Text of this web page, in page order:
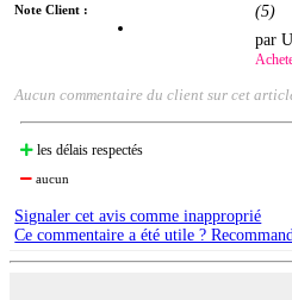
Note Client : (5)
par
Aucun commentaire du client sur cet
les délais respectés
aucun
Signaler cet avis comme inapproprié
Ce commentaire a été utile ?